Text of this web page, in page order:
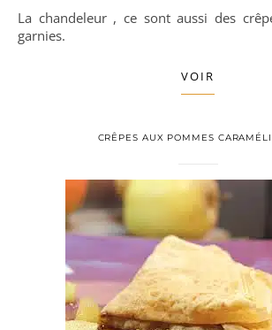
La chandeleur , ce sont aussi des crêpes salées et bien
garnies.
VOIR
CRÊPES AUX POMMES